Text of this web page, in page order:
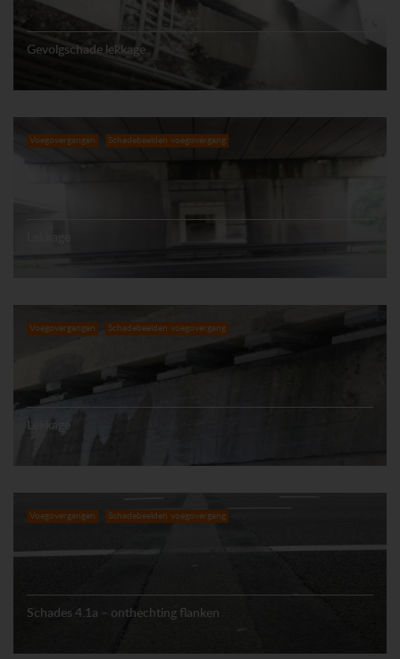
Gevolgschade lekkage
Voegovergangen Schadebeelden voegovergang
Voegovergangen Schadebeelden voegovergang
Lekkage
Voegovergangen Schadebeelden voegovergang
Schades 4.1a – onthechting flanken